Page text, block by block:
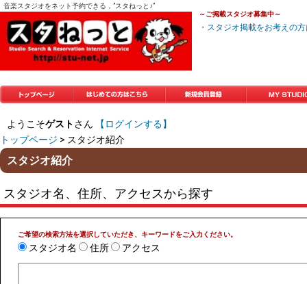
音楽スタジオをネット予約できる，”スタねっと♪”
～ご掲載スタジオ募集中～
・スタジオ掲載をお考えの
トップページ
はじめての方はこち
ら
新規会員登録
ようこそゲストさん
【ログインする】
トップページ > スタジオ紹介
スタジオ紹介
スタジオ名、住所、アクセスから探す
ご希望の検索方法を選択していただき、キーワードをご入力ください。
スタジオ名 住所 アクセス